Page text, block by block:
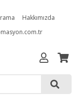
Hakkımızda